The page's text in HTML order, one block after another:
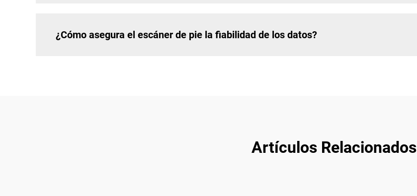
¿Cómo asegura el escáner de pie la fiabilidad de los datos?
Artículos Relacionados